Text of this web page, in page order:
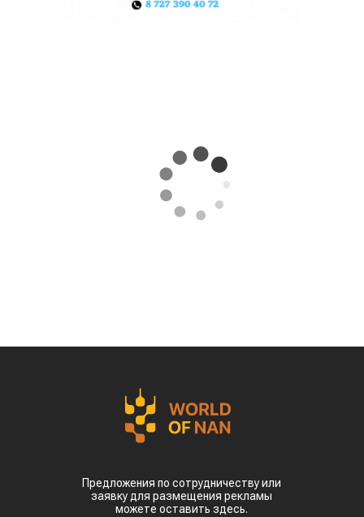
Предложения по сотрудничеству или
заявку для размещения рекламы
можете оставить здесь.